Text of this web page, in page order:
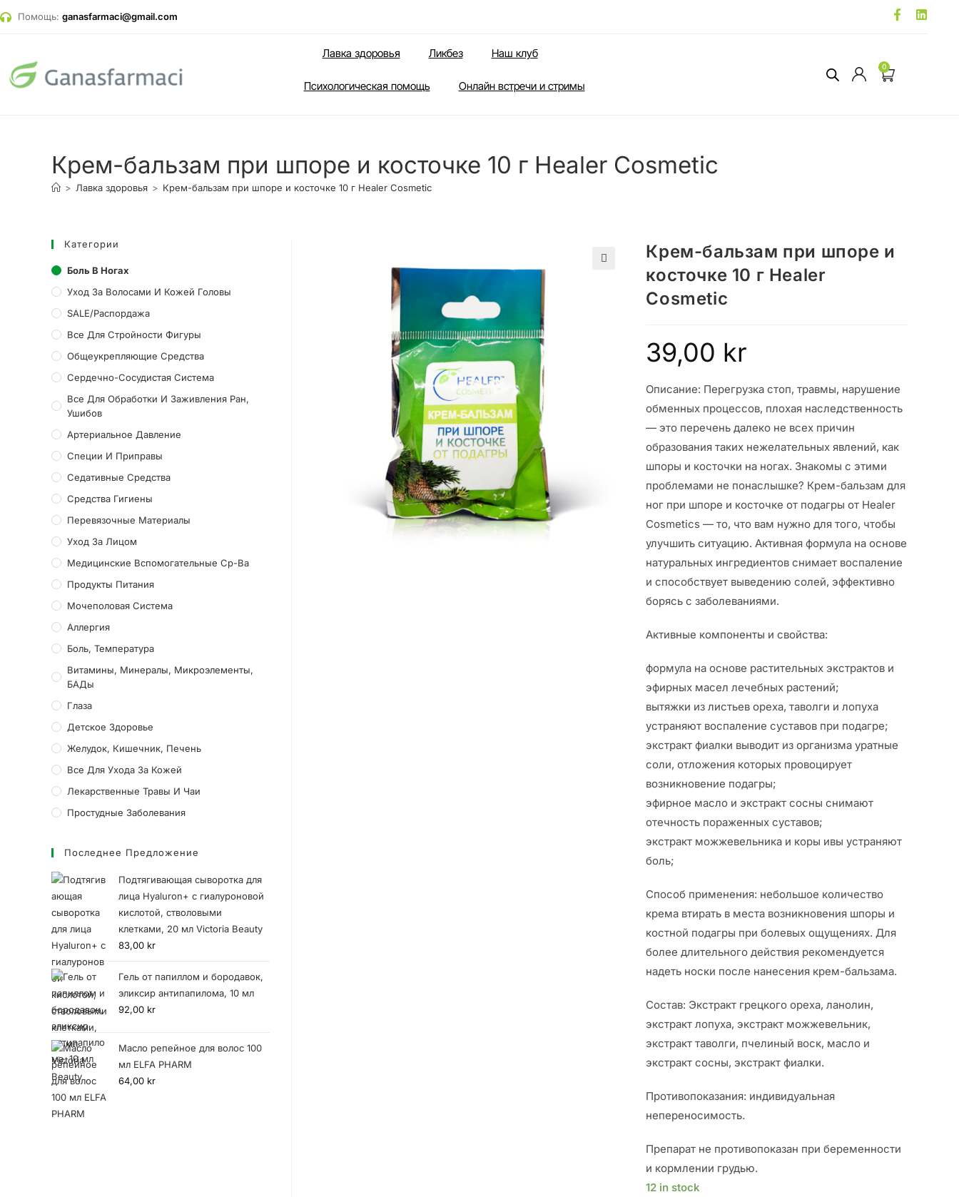
Помощь: ganasfarmaci@gmail.com
Лавка здоровья Ликбез Наш клуб
Психологическая помощь Онлайн встречи и стримы
0
Крем-бальзам при шпоре и косточке 10 г Healer Cosmetic
> Лавка здоровья > Крем-бальзам при шпоре и косточке 10 г Healer Cosmetic
Крем-бальзам при шпоре и
косточке 10 г Healer
Cosmetic
39,00 kr
Описание: Перегрузка стоп, травмы, нарушение
обменных процессов, плохая наследственность
— это перечень далеко не всех причин
образования таких нежелательных явлений, как
шпоры и косточки на ногах. Знакомы с этими
проблемами не понаслышке? Крем-бальзам для
ног при шпоре и косточке от подагры от Healer
Cosmetics — то, что вам нужно для того, чтобы
улучшить ситуацию. Активная формула на основе
натуральных ингредиентов снимает воспаление
и способствует выведению солей, эффективно
борясь с заболеваниями.
Активные компоненты и свойства:
формула на основе растительных экстрактов и
эфирных масел лечебных растений;
вытяжки из листьев ореха, таволги и лопуха
устраняют воспаление суставов при подагре;
экстракт фиалки выводит из организма уратные
соли, отложения которых провоцирует
возникновение подагры;
эфирное масло и экстракт сосны снимают
отечность пораженных суставов;
экстракт можжевельника и коры ивы устраняют
боль;
Способ применения: небольшое количество
крема втирать в места возникновения шпоры и
костной подагры при болевых ощущениях. Для
более длительного действия рекомендуется
надеть носки после нанесения крем-бальзама.
Состав: Экстракт грецкого ореха, ланолин,
экстракт лопуха, экстракт можжевельник,
экстракт таволги, пчелиный воск, масло и
экстракт сосны, экстракт фиалки.
Противопоказания: индивидуальная
непереносимость.
Препарат не противопоказан при беременности
и кормлении грудью.
12 in stock
Категории
Боль В Ногах
Уход За Волосами И Кожей Головы
SALE/Распордажа
Все Для Стройности Фигуры
Общеукрепляющие Средства
Сердечно-Сосудистая Система
Все Для Обработки И Заживления Ран,
Ушибов
Артериальное Давление
Специи И Приправы
Седативные Средства
Средства Гигиены
Перевязочные Материалы
Уход За Лицом
Медицинские Вспомогательные Ср-Ва
Продукты Питания
Мочеполовая Система
Аллергия
Боль, Температура
Витамины, Минералы, Микроэлементы,
БАДы
Глаза
Детское Здоровье
Желудок, Кишечник, Печень
Все Для Ухода За Кожей
Лекарственные Травы И Чаи
Простудные Заболевания
Последнее Предложение
Подтягивающая сыворотка для
лица Hyaluron+ с гиалуроновой
кислотой, стволовыми
клетками, 20 мл Victoria Beauty
83,00 kr
Гель от папиллом и бородавок,
эликсир антипапилома, 10 мл
92,00 kr
Масло репейное для волос 100
мл ELFA PHARM
64,00 kr